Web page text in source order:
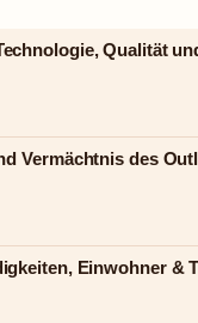
Qualität
Vermächtnis des
Einwohner &